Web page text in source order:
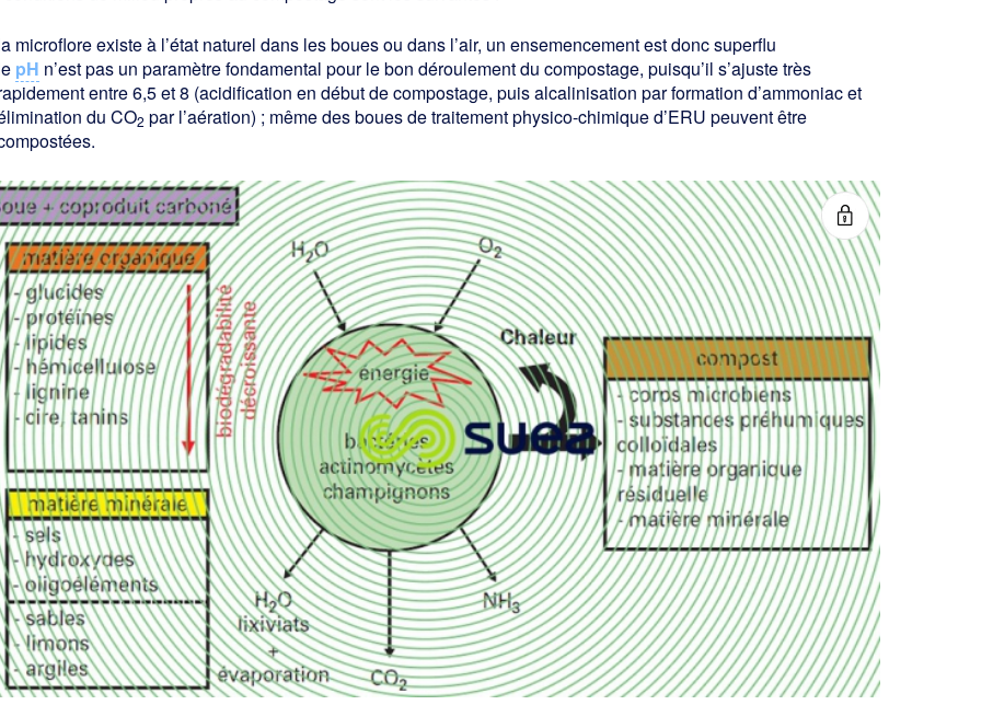
microflore existe à l’état naturel dans les boues ou dans l’air, un ensemencement est donc superflu
pH n’est pas un paramètre fondamental pour le bon déroulement du compostage, puisqu’il s’ajuste très
entre 6,5 et 8 (acidification en début de compostage, puis alcalinisation par formation d’ammoniac et
du CO2 par l’aération) ; même des boues de traitement physico-chimique d’ERU peuvent être